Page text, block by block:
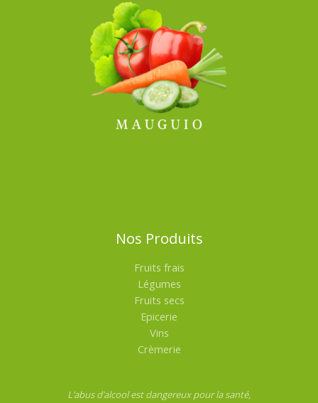
Nos Produits
Fruits frais
Légumes
Fruits secs
Epicerie
Vins
Crèmerie
L’abus d’alcool est dangereux pour la santé,